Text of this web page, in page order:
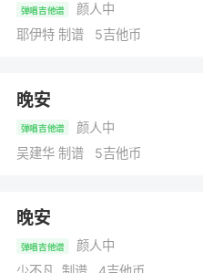
弹唱吉他谱
颜人中
耶伊特 制谱 5吉他币
晚安
弹唱吉他谱
颜人中
吴建华 制谱 5吉他币
晚安
弹唱吉他谱
颜人中